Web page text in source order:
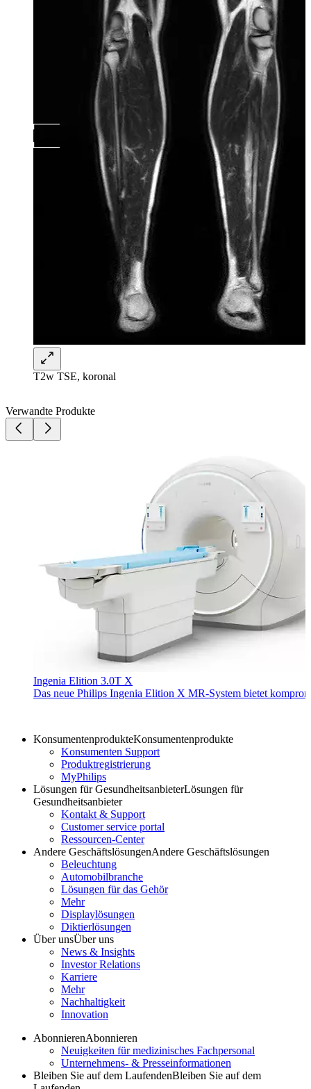
T2w TSE, koronal
Verwandte Produkte
Ingenia Elition 3.0T X
Das neue Philips Ingenia Elition X MR-System bietet
KonsumentenprodukteKonsumentenprodukte
Konsumenten Support
Produktregistrierung
MyPhilips
Lösungen für GesundheitsanbieterLösungen für
Gesundheitsanbieter
Kontakt & Support
Customer service portal
Ressourcen-Center
Andere GeschäftslösungenAndere Geschäftslösungen
Beleuchtung
Automobilbranche
Lösungen für das Gehör
Mehr
Displaylösungen
Diktierlösungen
Über unsÜber uns
News & Insights
Investor Relations
Karriere
Mehr
Nachhaltigkeit
Innovation
AbonnierenAbonnieren
Neuigkeiten für medizinisches Fachpersonal
Unternehmens- & Presseinformationen
Bleiben Sie auf dem LaufendenBleiben Sie auf dem